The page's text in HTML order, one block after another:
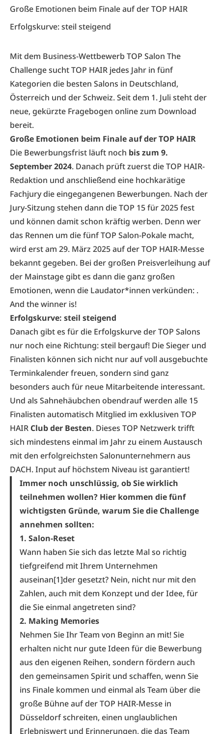
Große Emotionen beim Finale auf der TOP HAIR
Erfolgskurve: steil steigend
Mit dem Business-Wettbewerb TOP Salon The
Challenge sucht TOP HAIR jedes Jahr in fünf
Kategorien die besten Salons in Deutschland,
Österreich und der Schweiz. Seit dem 1. Juli steht der
neue, gekürzte Fragebogen online zum Download
bereit.
Große Emotionen beim Finale auf der TOP HAIR
Die Bewerbungsfrist läuft noch bis zum 9.
September 2024. Danach prüft zuerst die TOP HAIR-
Redaktion und anschließend eine hochkarätige
Fachjury die eingegangenen Bewerbungen. Nach der
Jury-Sitzung stehen dann die TOP 15 für 2025 fest
und können damit schon kräftig werben. Denn wer
das Rennen um die fünf TOP Salon-Pokale macht,
wird erstam 29. März 2025 auf der TOP HAIR-Messe
bekannt gegeben. Bei der großen Preisverleihung auf
der Mainstage gibt es dann die ganz großen
Emotionen, wenn die Laudator*innen verkünden: .
And the winner is!
Erfolgskurve: steil steigend
Danach gibt es für die Erfolgskurve der TOP Salons
nur noch eine Richtung: steil bergauf! Die Sieger und
Finalisten können sich nicht nur auf voll ausgebuchte
Terminkalender freuen, sondern sind ganz
besonders auch für neue Mitarbeitende interessant.
Und als Sahnehäubchen obendrauf werden alle 15
Finalisten automatisch Mitglied im exklusiven TOP
HAIR Club der Besten. Dieses TOP Netzwerk trifft
sich mindestens einmal im Jahr zu einem Austausch
mit den erfolgreichsten Salonunternehmern aus
DACH. Input auf höchstem Niveau ist garantiert!
Immer noch unschlüssig, ob Sie wirklich
teilnehmen wollen? Hier kommen die fünf
wichtigsten Gründe, warum Sie die Challenge
annehmen sollten:
1. Salon-Reset
Wann haben Sie sich das letzte Mal so richtig
tiefgreifend mit Ihrem Unternehmen
auseinan[1]der gesetzt? Nein, nicht nur mit den
Zahlen, auch mit dem Konzept und der Idee, für
die Sie einmal angetreten sind?
2. Making Memories
Nehmen Sie Ihr Team von Beginn an mit! Sie
erhalten nicht nur gute Ideen für die Bewerbung
aus den eigenen Reihen, sondern fördern auch
den gemeinsamen Spirit und schaffen, wenn Sie
ins Finale kommen und einmal als Team über die
große Bühne auf der TOP HAIR-Messe in
Düsseldorf schreiten, einen unglaublichen
Erlebniswert und Erinnerungen, die das Team